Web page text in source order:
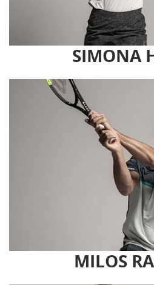
SIMONA
MILOS